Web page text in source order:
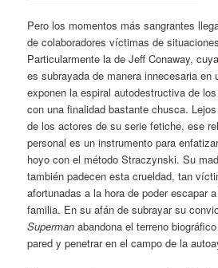
Pero los momentos más sangrantes
de colaboradores víctimas de
Particularmente la de Jeff Conaway,
es subrayada de manera innecesaria en
exponen la espiral autodestructiva de
con una finalidad bastante chusca.
de los actores de su serie fetiche, ese
personal es un instrumento para
hoyo con el método Straczynski. Su
también padecen esta crueldad, tan
afortunadas a la hora de poder escapar
familia. En su afán de subrayar su
Superman abandona el terreno
pared y penetrar en el campo de la